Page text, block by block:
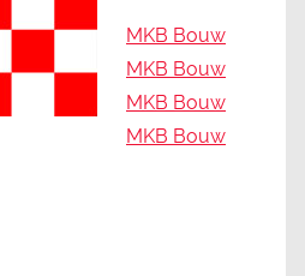
MKB Bouw
MKB Bouw
MKB Bouw
MKB Bouw